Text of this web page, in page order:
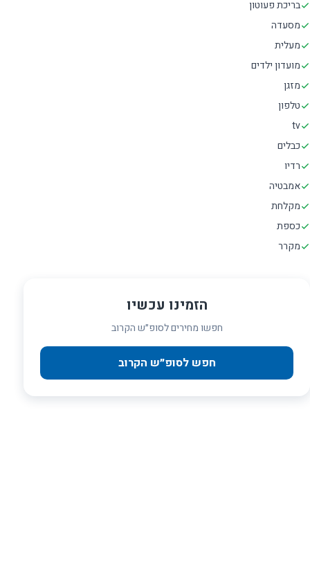
בריכת פעוטון
מסעדה
מעלית
מועדון ילדים
מזגן
טלפון
tv
כבלים
רדיו
אמבטיה
מקלחת
כספת
מקרר
הזמינו עכשיו
חפשו מחירים לסופ״ש הקרוב
חפש לסופ״ש הקרוב